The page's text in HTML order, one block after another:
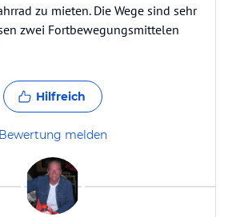
zu mieten. Die Wege sind sehr
zwei Fortbewegungsmittelen
Hilfreich
Bewertung melden